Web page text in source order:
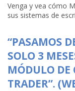
Venga y vea cómo
sus sistemas de
“PASAMOS
SOLO 3
MÓDULO DE
TRADER”.